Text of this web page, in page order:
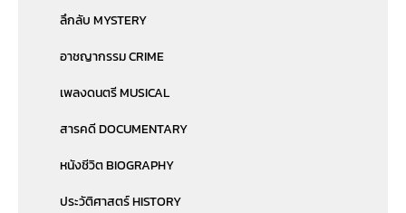
ลึกลับ MYSTERY
อาชญากรรม CRIME
เพลงดนตรี MUSICAL
สารคดี DOCUMENTARY
หนังชีวิต BIOGRAPHY
ประวัติศาสตร์ HISTORY